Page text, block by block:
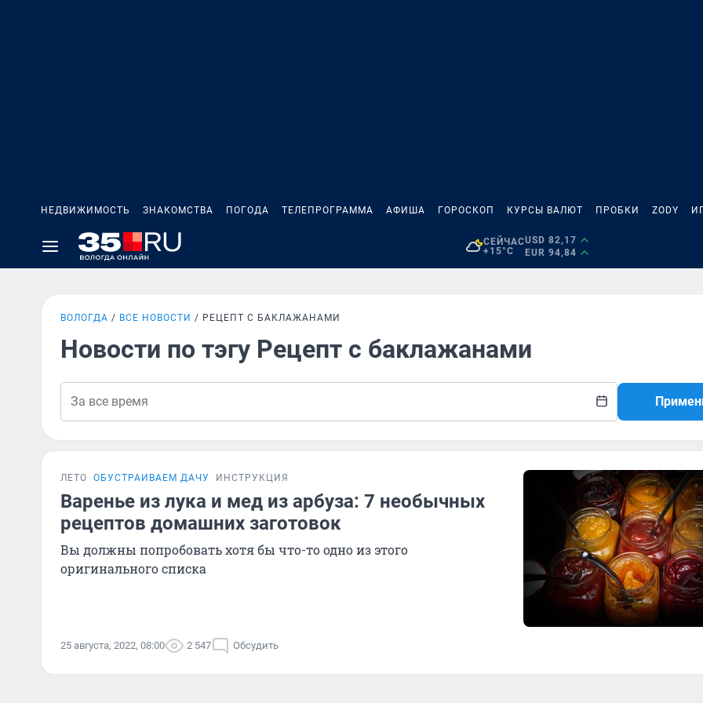
НЕДВИЖИМОСТЬ ЗНАКОМСТВА ПОГОДА ТЕЛЕПРОГРАММА АФИША ГОРОСКОП КУРСЫ ВАЛЮТ ПРОБКИ ZODY
СЕЙЧАС
+15°C
USD 82,17
EUR 94,84
ВОЛОГДА ВСЕ НОВОСТИ РЕЦЕПТ С БАКЛАЖАНАМИ
Новости по тэгу Рецепт с баклажанами
ЛЕТО ОБУСТРАИВАЕМ ДАЧУ ИНСТРУКЦИЯ
Варенье из лука и мед из арбуза: 7 необычных
рецептов домашних заготовок
Вы должны попробовать хотя бы что-то одно из этого
оригинального списка
25 августа, 2022, 08:00 2 547 Обсудить